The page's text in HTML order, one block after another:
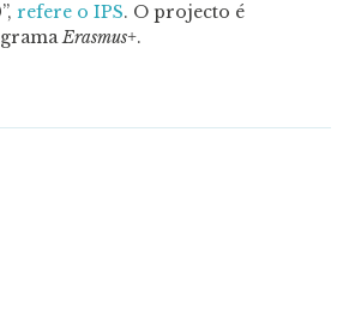
refere o IPS. O projecto é
Erasmus+.